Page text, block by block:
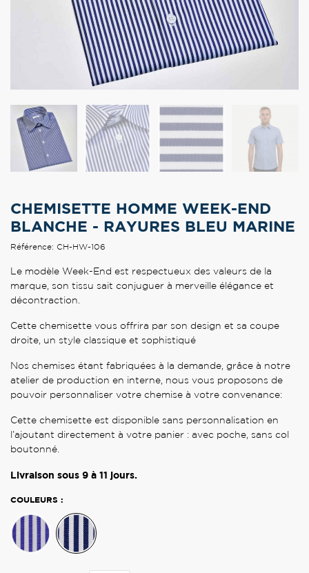
CHEMISETTE HOMME WEEK-END
BLANCHE - RAYURES BLEU MARINE
Référence: CH-HW-106
Le modèle Week-End est respectueux des valeurs de la
marque, son tissu sait conjuguer à merveille élégance et
décontraction.
Cette chemisette vous offrira par son design et sa coupe
droite, un style classique et sophistiqué
Nos chemises étant fabriquées à la demande, grâce à notre
atelier de production en interne, nous vous proposons de
pouvoir personnaliser votre chemise à votre convenance:
Cette chemisette est disponible sans personnalisation en
l’ajoutant directement à votre panier : avec poche, sans col
boutonné.
Livraison sous 9 à 11 jours.
COULEURS :